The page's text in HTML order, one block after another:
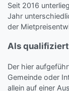
Seit 2016
Jahr
der
Als
Der hier
Gemeinde oder
allein auf einer